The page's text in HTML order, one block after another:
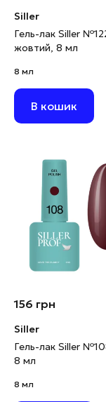
Siller
Гель-лак Siller
жовтий, 8 мл
8 мл
В кошик
156 грн
Siller
Гель-лак Siller
8 мл
8 мл